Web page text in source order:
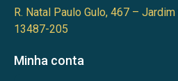
R. Natal Paulo Gulo, 467 –
13487-205
Minha conta